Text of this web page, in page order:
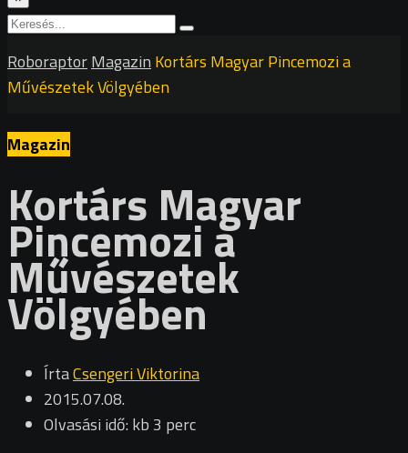
RoboraptorMagazin Kortárs Magyar Pincemozi a
Művészetek Völgyében
Magazin
Kortárs Magyar
Pincemozi a
Művészetek
Völgyében
ÍrtaCsengeri Viktorina
2015.07.08.
Olvasási idő: kb 3 perc